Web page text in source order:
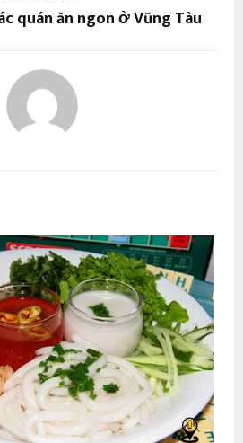
quán ăn ngon ở Vũng Tàu